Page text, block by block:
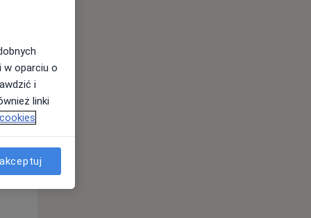
w oparciu o
i
linki